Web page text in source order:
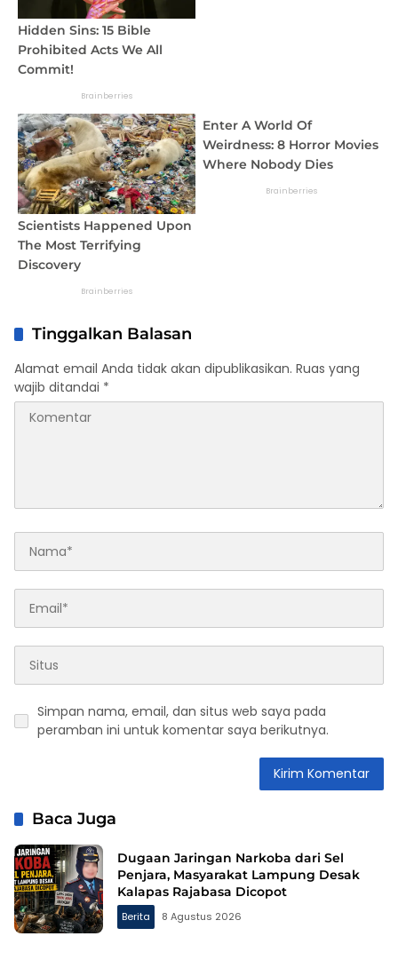
Tinggalkan Balasan
Alamat email Anda tidak akan dipublikasikan. Ruas yang
wajib ditandai *
Simpan nama, email, dan situs web saya pada
peramban ini untuk komentar saya berikutnya.
Baca Juga
Dugaan Jaringan Narkoba dari Sel
Penjara, Masyarakat Lampung Desak
Kalapas Rajabasa Dicopot
Berita 8 Agustus 2026